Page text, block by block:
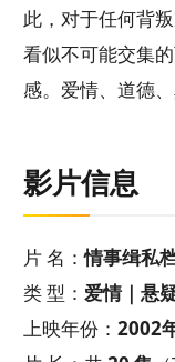
此，对于任何背
看似不可能交集
感。爱情、道德
影片信息
片 名：情事缉私
类 型： 爱情｜悬
上映年份： 2002